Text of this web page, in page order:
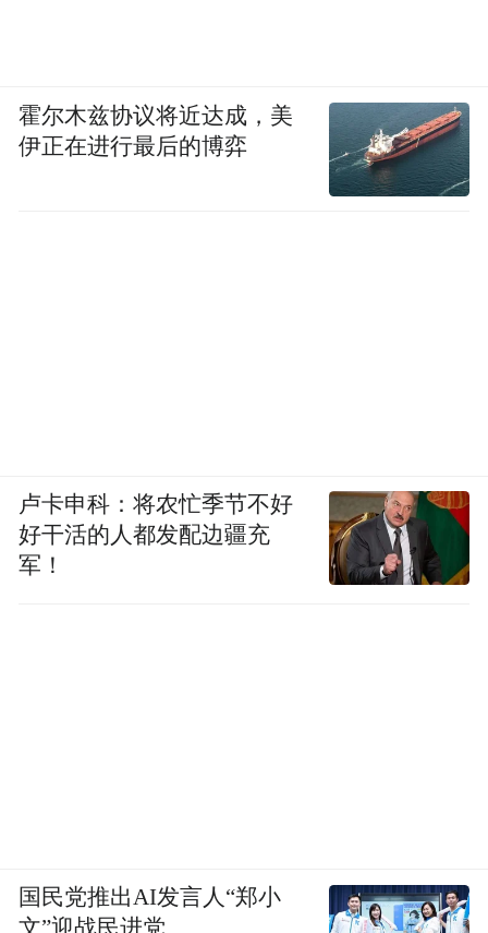
霍尔木兹协议将近达成，美
伊正在进行最后的博弈
卢卡申科：将农忙季节不好
好干活的人都发配边疆充
军！
国民党推出AI发言人“郑小
文”迎战民进党